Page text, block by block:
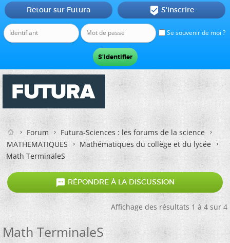
Se souvenir de moi ?
Retour sur Futura  S'inscrire
Forum
Futura-Sciences : les forums de la science
MATHEMATIQUES
Mathématiques du collège et du lycée
Math TerminaleS
 RÉPONDRE À LA DISCUSSION
Affichage des résultats 1 à 4 sur 4
Math TerminaleS